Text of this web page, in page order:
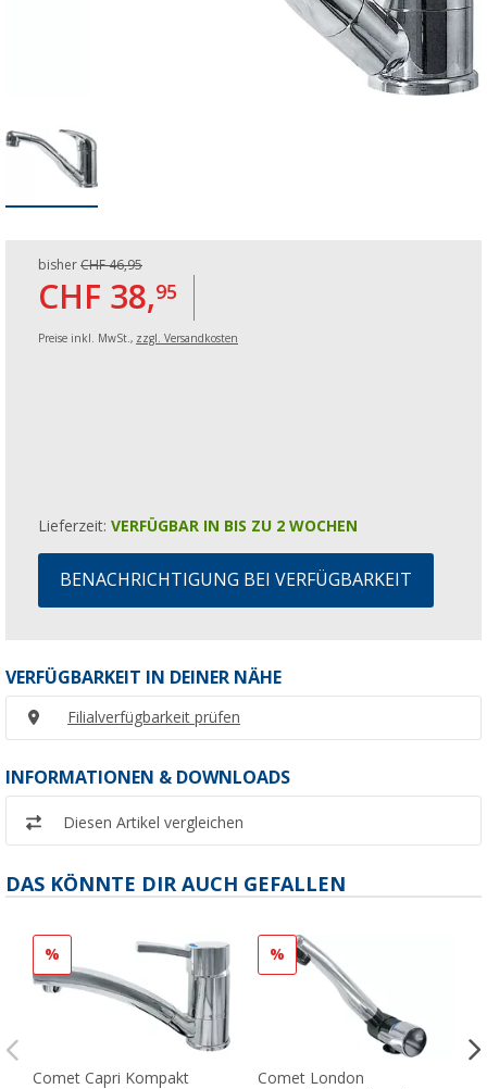
bisher CHF 46,95
CHF 38,95
Preise inkl. MwSt., zzgl. Versandkosten
Lieferzeit: VERFÜGBAR IN BIS ZU 2 WOCHEN
BENACHRICHTIGUNG BEI VERFÜGBARKEIT
VERFÜGBARKEIT IN DEINER NÄHE
Filialverfügbarkeit prüfen
INFORMATIONEN & DOWNLOADS
Diesen Artikel vergleichen
DAS KÖNNTE DIR AUCH GEFALLEN
%
Comet Capri Kompakt
%
Comet London